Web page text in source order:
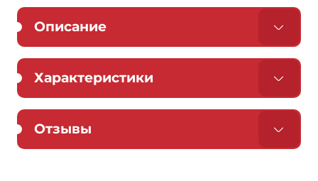
Описание
Характеристики
Отзывы